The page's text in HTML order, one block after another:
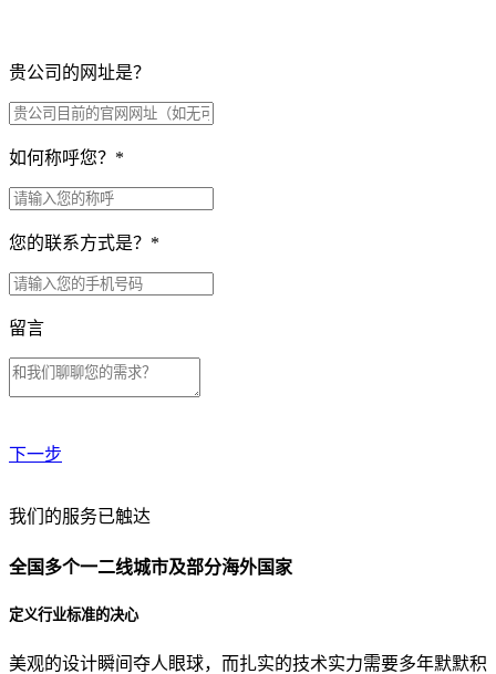
贵公司的网址是？
如何称呼您？ *
您的联系方式是？ *
留言
下一步
贵公司预算范围是？
贵公司的团队规模是？
我们的服务已触达
全国多个一二线城市及部分海外国家
定义行业标准的决心
美观的设计瞬间夺人眼球，而扎实的技术实力需要多年默默积